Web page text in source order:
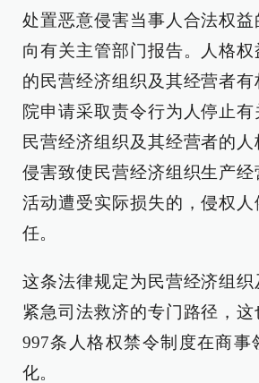
处置恶意侵害当事人合法权
向有关主管部门报告。人格
的民营经济组织及其经营者
院申请采取责令行为人停止有
民营经济组织及其经营者的
侵害致使民营经济组织生产
活动遭受实际损失的，侵权
任。
这条法律规定为民营经济组
紧急司法救济的专门路径，
997条人格权禁令制度在商事
化。